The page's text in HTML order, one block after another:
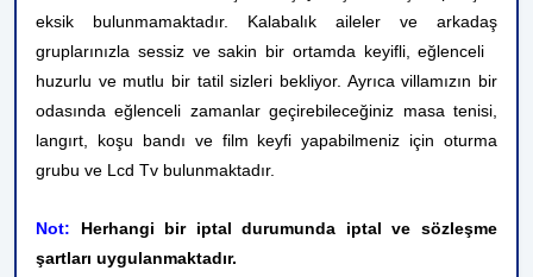
eksik bulunmamaktadır. Kalabalık aileler ve arkadaş
gruplarınızla sessiz ve sakin bir ortamda keyifli, eğlenceli
huzurlu ve mutlu bir tatil sizleri bekliyor. Ayrıca villamızın bir
odasında eğlenceli zamanlar geçirebileceğiniz masa tenisi,
langırt, koşu bandı ve film keyfi yapabilmeniz için oturma
grubu ve Lcd Tv bulunmaktadır.
Not: Herhangi bir iptal durumunda iptal ve sözleşme
şartları uygulanmaktadır.